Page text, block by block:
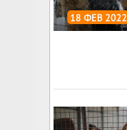
18 ФЕВ 2022